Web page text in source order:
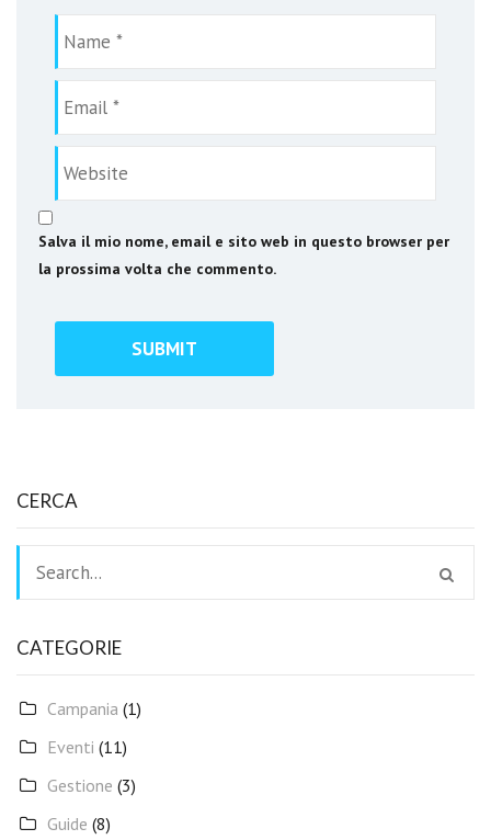
Salva il mio nome, email e sito web in questo browser per
la prossima volta che commento.
CERCA
CATEGORIE
Campania (1)
Eventi (11)
Gestione (3)
Guide (8)